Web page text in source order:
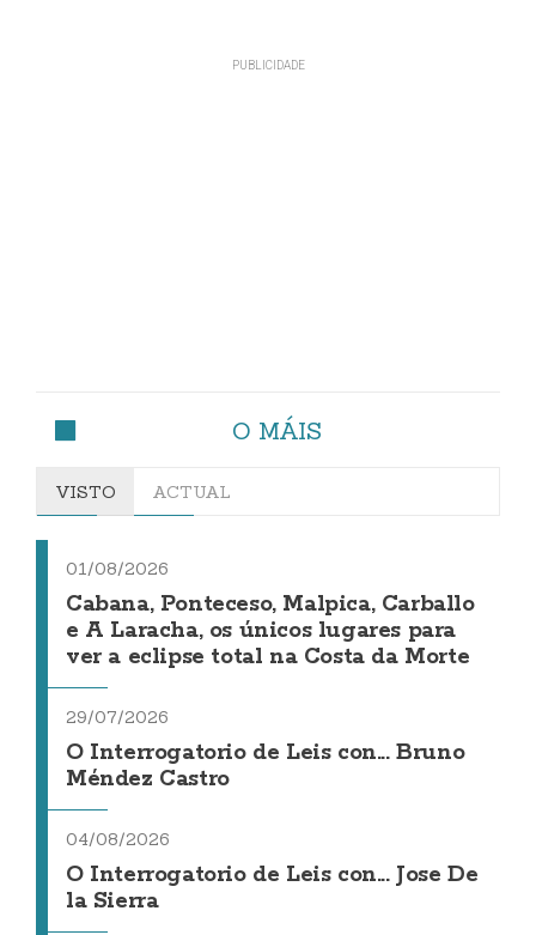
O MÁIS
VISTO ACTUAL
01/08/2026
Cabana, Ponteceso, Malpica, Carballo
e A Laracha, os únicos lugares para
ver a eclipse total na Costa da Morte
29/07/2026
O Interrogatorio de Leis con... Bruno
Méndez Castro
04/08/2026
O Interrogatorio de Leis con... Jose De
la Sierra